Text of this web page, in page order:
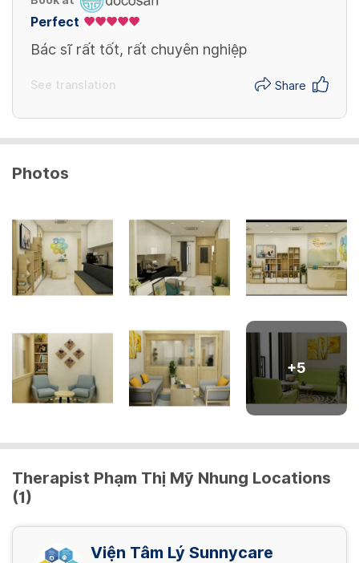
Perfect
Bác sĩ rất tốt, rất chuyên nghiệp
See translation Share
Photos
+5
Therapist Phạm Thị Mỹ Nhung Locations
(1)
Viện Tâm Lý Sunnycare